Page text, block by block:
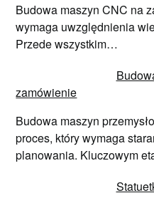
Budowa maszyn CNC na
wymaga uwzględnienia
Przede wszystkim…
zamówienie
Budowa maszyn
proces, który wymaga
planowania. Kluczowym